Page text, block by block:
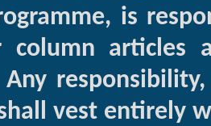
is
column articles
vest entirely